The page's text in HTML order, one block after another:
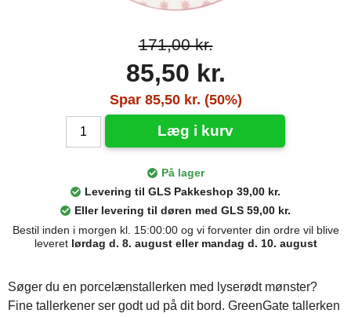
171,00 kr.
85,50 kr.
Spar 85,50 kr. (50%)
Læg i kurv
På lager
Levering til GLS Pakkeshop 39,00 kr.
Eller levering til døren med GLS 59,00 kr.
Bestil inden i morgen kl. 15:00:00 og vi forventer din ordre vil blive
leveret lørdag d. 8. august eller mandag d. 10. august
Søger du en porcelænstallerken med lyserødt mønster?
Fine tallerkener ser godt ud på dit bord. GreenGate tallerken